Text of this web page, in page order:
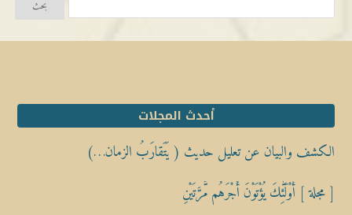
أحدث المجلات
الكشف والبيان عن تعليل حديث ( يَتَقارَبُ الزمان…)
[ مجلة ] أُوْلَٰٓئِكَ يُؤْتَوْنَ أَجْرَهُم مَّرَّتَيْنِ